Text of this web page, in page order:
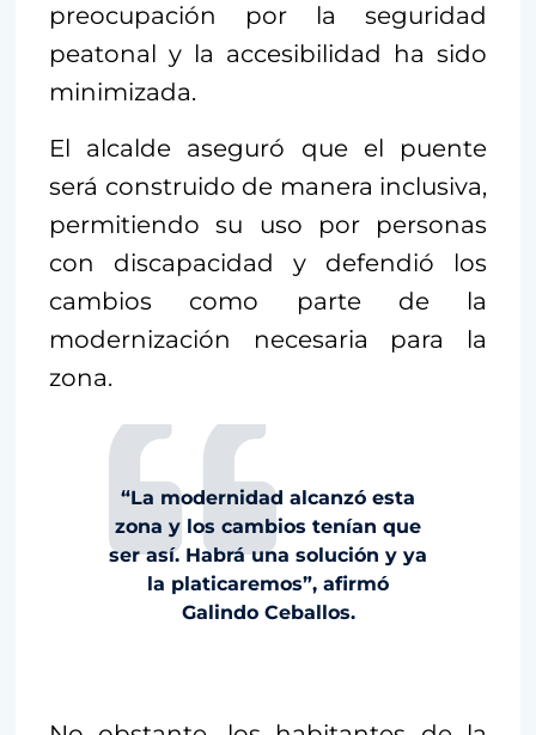
preocupación por la seguridad
peatonal y la accesibilidad ha sido
minimizada.
El alcalde aseguró que el puente
será construido de manera inclusiva,
permitiendo su uso por personas
con discapacidad y defendió los
cambios como parte de la
modernización necesaria para la
zona.
“La modernidad alcanzó esta
zona y los cambios tenían que
ser así. Habrá una solución y ya
la platicaremos”, afirmó
Galindo Ceballos.